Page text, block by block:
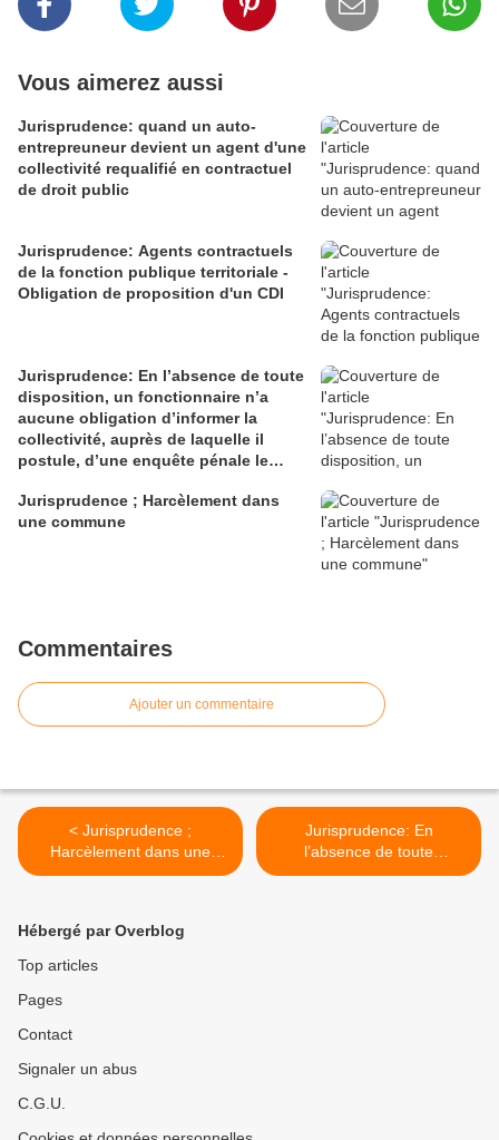
Vous aimerez aussi
Jurisprudence: quand un auto-
entrepreuneur devient un agent d'une
collectivité requalifié en contractuel
de droit public
Jurisprudence: Agents contractuels
de la fonction publique territoriale -
Obligation de proposition d'un CDI
Jurisprudence: En l’absence de toute
disposition, un fonctionnaire n’a
aucune obligation d’informer la
collectivité, auprès de laquelle il
postule, d’une enquête pénale le
Jurisprudence ; Harcèlement dans
une commune
Commentaires
Ajouter un commentaire
< Jurisprudence ;
Harcèlement dans une
commune
Jurisprudence: En
l’absence de toute
disposition, un fonctionnaire
Hébergé par Overblog
Top articles
Pages
Contact
Signaler un abus
C.G.U.